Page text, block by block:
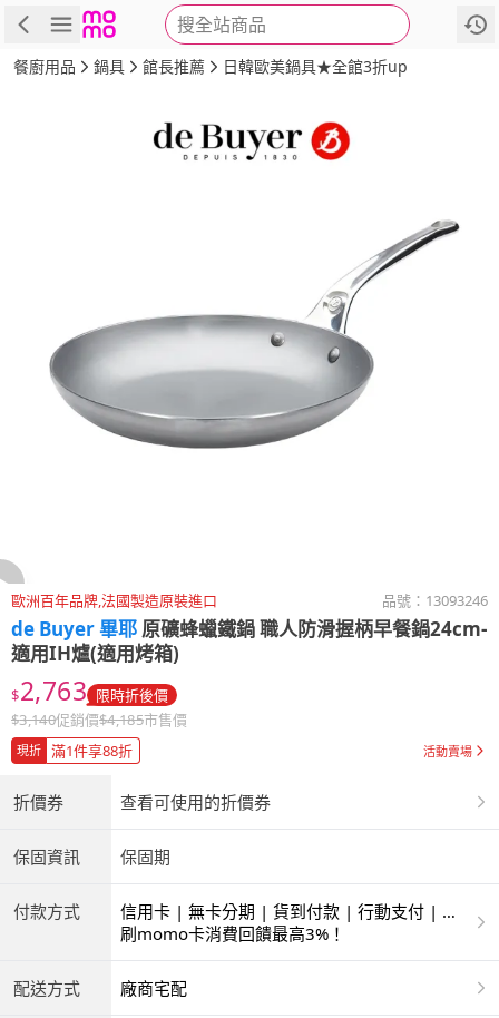
搜全站商品
商品 評價 詳情
餐廚用品 鍋具 館長推薦 日韓歐美鍋具★全館3折up
歐洲百年品牌,法國製造原裝進口 品號： 13093246
de Buyer 畢耶 原礦蜂蠟鐵鍋 職人防滑握柄早餐鍋24cm-
適用IH爐(適用烤箱)
$2,763 限時折後價
$3,140促銷價$4,185市售價
現折 滿1件享88折 活動賣場
折價券 查看可使用的折價券
保固資訊 保固期
付款方式
信用卡 | 無卡分期 | 貨到付款 | 行動支付 | 超
商付款 | ATM | 銀聯卡
刷momo卡消費回饋最高3%！
配送方式 廠商宅配